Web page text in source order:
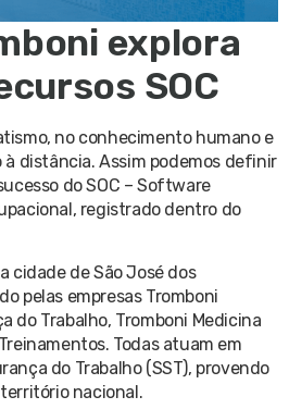
explora
SOC
no conhecimento humano e
à distância. Assim podemos definir
do SOC – Software
registrado dentro do
cidade de São José dos
pelas empresas Tromboni
do Trabalho, Tromboni Medicina
Todas atuam em
do Trabalho (SST), provendo
nacional.